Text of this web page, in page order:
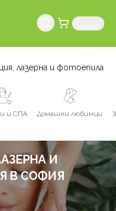
лазерна и
и СПА Домашни любимци
И
В СОФИЯ